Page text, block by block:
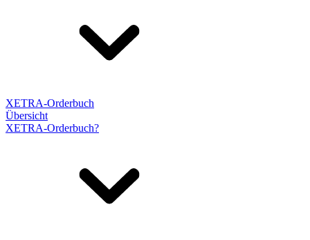
XETRA-Orderbuch
Übersicht
XETRA-Orderbuch?